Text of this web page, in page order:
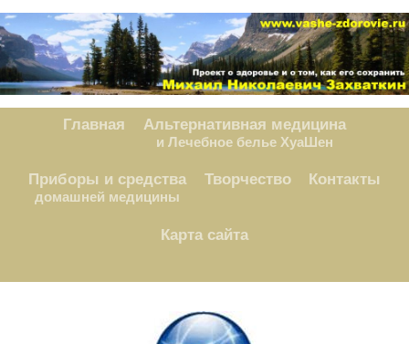
Главная Альтернативная медицина
и Лечебное белье ХуаШен
Приборы и средства
домашней медицины
Творчество Контакты
Карта сайта